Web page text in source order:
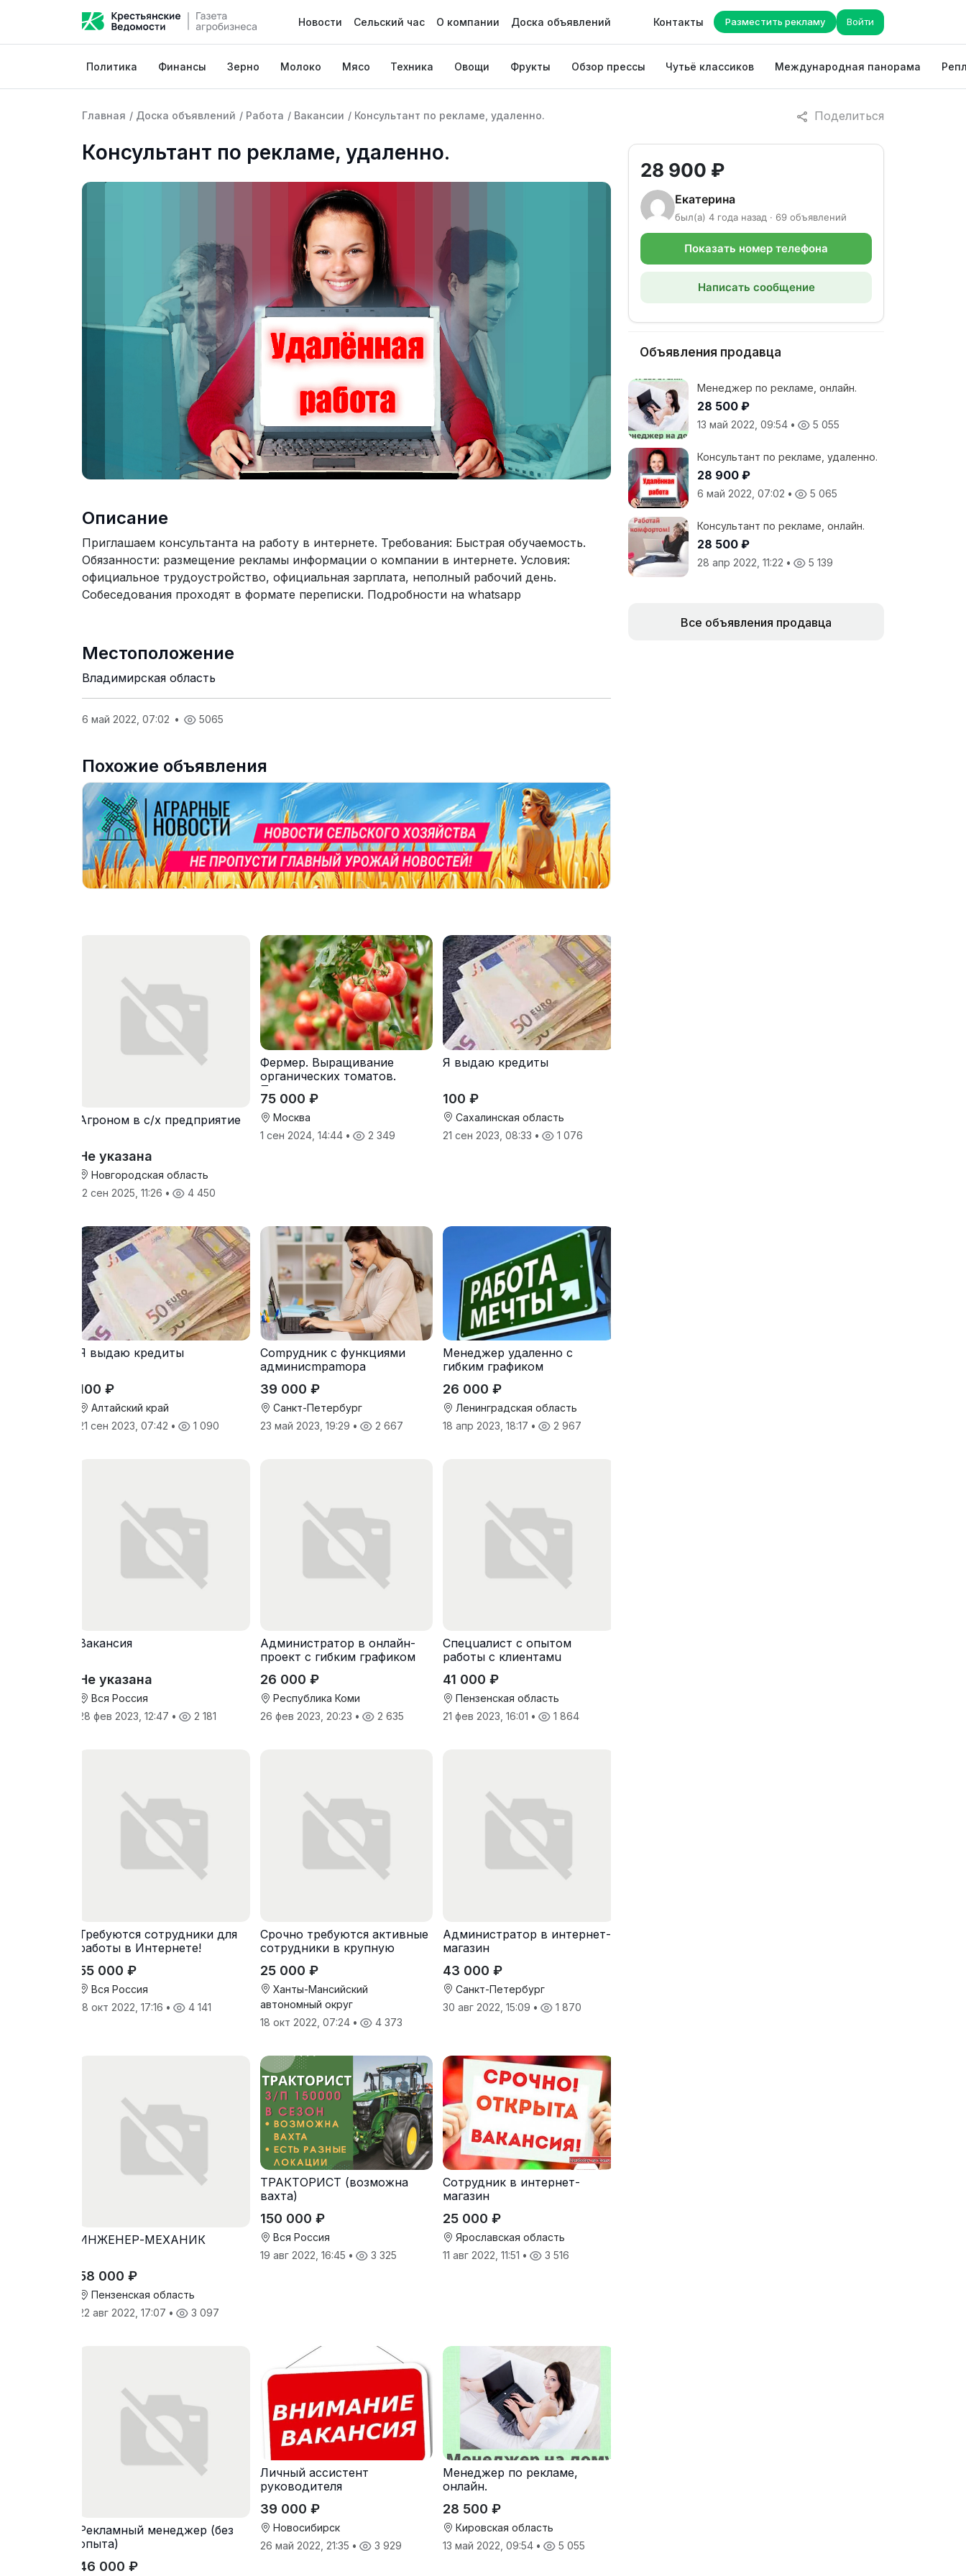
Новости Сельский час О компании Доска объявлений Контакты Разместить рекламу Войти
Политика Финансы Зерно Молоко Мясо Техника Овощи Фрукты Обзор прессы Чутьё классиков Международная панорама
Поделиться
Главная / Доска объявлений / Работа / Вакансии / Консультант по рекламе, удаленно.
Консультант по рекламе, удаленно.
Описание
Приглашаем консультанта на работу в интернете. Требования: Быстрая обучаемость.
Обязанности: размещение рекламы информации о компании в интернете. Условия:
официальное трудоустройство, официальная зарплата, неполный рабочий день.
Собеседования проходят в формате переписки. Подробности на whatsapp
Местоположение
Владимирская область
6 май 2022, 07:02 • 5065
Похожие объявления
Агроном в с/х предприятие
Не указана
Новгородская область
12 сен 2025, 11:26 • 4 450
Фермер. Выращивание
органических томатов.
Предоставляем жилье.
75 000 ₽
Москва
1 сен 2024, 14:44 • 2 349
Я выдаю кредиты
100 ₽
Сахалинская область
21 сен 2023, 08:33 • 1 076
Я выдаю кредиты
100 ₽
Алтайский край
21 сен 2023, 07:42 • 1 090
Cоmpудник с функциями
админисmраmоpа
39 000 ₽
Санкт-Петербург
23 май 2023, 19:29 • 2 667
Менеджер удаленно с
гибким графиком
26 000 ₽
Ленинградская область
18 апр 2023, 18:17 • 2 967
Вакансия
Не указана
Вся Россия
28 фев 2023, 12:47 • 2 181
Администратор в онлайн-
проект с гибким графиком
26 000 ₽
Республика Коми
26 фев 2023, 20:23 • 2 635
Спeцuалиcт c опытoм
рaботы с клиентaмu
41 000 ₽
Пензенская область
21 фев 2023, 16:01 • 1 864
Требуются сотрудники для
работы в Интернете!
55 000 ₽
Вся Россия
18 окт 2022, 17:16 • 4 141
Срочно требуются активные
сотрудники в крупную
25 000 ₽
Ханты-Мансийский
автономный округ
18 окт 2022, 07:24 • 4 373
Администратор в интернет-
магазин
43 000 ₽
Санкт-Петербург
30 авг 2022, 15:09 • 1 870
ИНЖЕНЕР-МЕХАНИК
58 000 ₽
Пензенская область
22 авг 2022, 17:07 • 3 097
ТРАКТОРИСТ (возможна
вахта)
150 000 ₽
Вся Россия
19 авг 2022, 16:45 • 3 325
Сотрудник в интернет-
магазин
25 000 ₽
Ярославская область
11 авг 2022, 11:51 • 3 516
Реклaмный менеджер (бeз
oпытa)
46 000 ₽
Личный ассистент
руководителя
39 000 ₽
Новосибирск
26 май 2022, 21:35 • 3 929
Менеджер по рекламе,
онлайн.
28 500 ₽
Кировская область
13 май 2022, 09:54 • 5 055
28 900 ₽
Екатерина
был(а) 4 года назад · 69 объявлений
Показать номер телефона
Написать сообщение
Объявления продавца
Менеджер по рекламе, онлайн.
28 500 ₽
13 май 2022, 09:54 • 5 055
Консультант по рекламе, удаленно.
28 900 ₽
6 май 2022, 07:02 • 5 065
Консультант по рекламе, онлайн.
28 500 ₽
28 апр 2022, 11:22 • 5 139
Все объявления продавца